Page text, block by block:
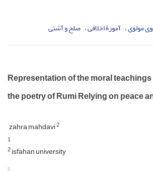
مولوی آموزۀ اخلاقی صلح و آشتی
Representation of the moral
the poetry of Rumi Relying on peace
zahra mahdavi2
1
2isfahan university